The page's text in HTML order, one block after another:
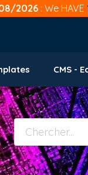
2026 : We HAVE
CMS -